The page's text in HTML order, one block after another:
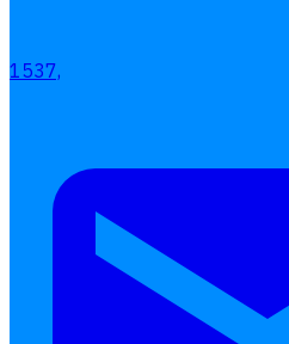
1537,